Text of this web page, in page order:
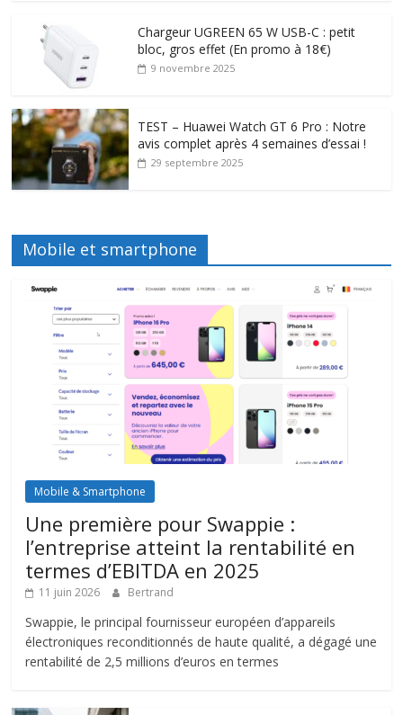
Chargeur UGREEN 65 W USB-C : petit
bloc, gros effet (En promo à 18€)
9 novembre 2025
TEST – Huawei Watch GT 6 Pro : Notre
avis complet après 4 semaines d’essai !
29 septembre 2025
Mobile et smartphone
Mobile & Smartphone
Une première pour Swappie :
l’entreprise atteint la rentabilité en
termes d’EBITDA en 2025
11 juin 2026 Bertrand
Swappie, le principal fournisseur européen d’appareils
électroniques reconditionnés de haute qualité, a dégagé une
rentabilité de 2,5 millions d’euros en termes